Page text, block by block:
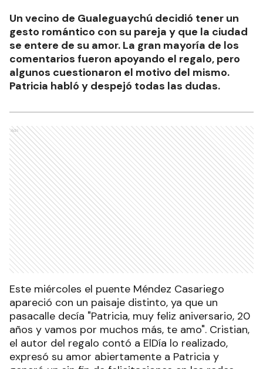
Un vecino de Gualeguaychú decidió tener un
gesto romántico con su pareja y que la ciudad
se entere de su amor. La gran mayoría de los
comentarios fueron apoyando el regalo, pero
algunos cuestionaron el motivo del mismo.
Patricia habló y despejó todas las dudas.
Ads
Este miércoles el puente Méndez Casariego
apareció con un paisaje distinto, ya que un
pasacalle decía "Patricia, muy feliz aniversario, 20
años y vamos por muchos más, te amo". Cristian,
el autor del regalo contó a ElDía lo realizado,
expresó su amor abiertamente a Patricia y